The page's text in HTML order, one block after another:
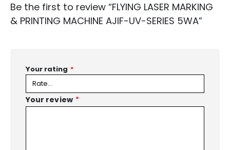
Be the first to review “FLYING LASER MARKING
& PRINTING MACHINE AJIF-UV-SERIES 5WA”
Your rating *
Your review *